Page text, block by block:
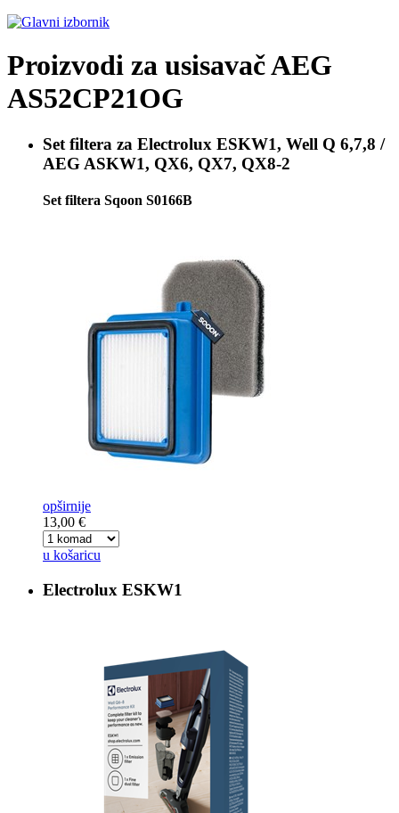
Proizvodi za usisavačAEG
AS52CP21OG
Set filtera za Electrolux ESKW1, Well Q 6,7,8 /
AEG ASKW1, QX6, QX7, QX8-2
Set filtera Sqoon S0166B
opširnije
13,00 €
u košaricu
Electrolux ESKW1